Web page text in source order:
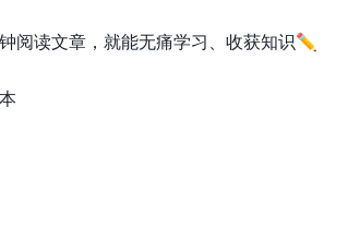
阅读文章，就能无痛学习、收获知识✏️